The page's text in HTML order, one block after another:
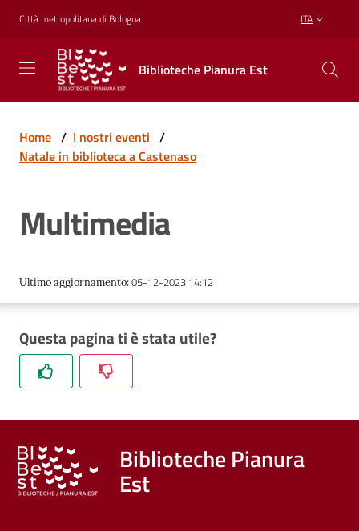
Vai al contenuto
Vai alla navigazione
Vai al footer
Città metropolitana di Bologna ITA
Biblioteche Pianura Est
Biblioteche
Pianura
Est
CREARE,
RICREARSI
Biblioteche
Cosa
Trova
libri
film
Calendario
Home / I nostri eventi /
Natale in biblioteca a Castenaso
Multimedia
Ultimo aggiornamento:05-12-2023 14:12
Questa pagina ti è stata utile?
Biblioteche Pianura
Est